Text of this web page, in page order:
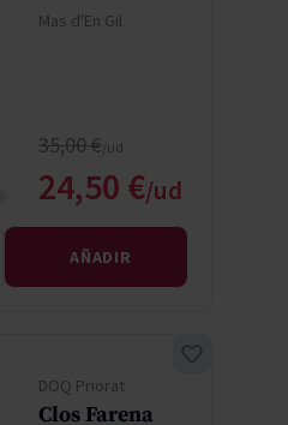
Mas d'En Gil
Precio especial
24,50 €
Precio normal
35,00 €
AÑADIR
DOQ Priorat
Clos Farena